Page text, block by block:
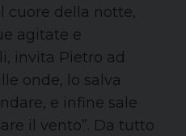
cuore della notte,
agitate e
invita Pietro ad
onde, lo salva
e infine sale
il vento”. Da tutto